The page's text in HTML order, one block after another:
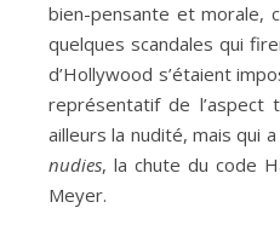
bien-pensante et morale,
quelques scandales qui
d’Hollywood s’étaient
représentatif de l’aspect
ailleurs la nudité, mais qui
nudies, la chute du code
Meyer.